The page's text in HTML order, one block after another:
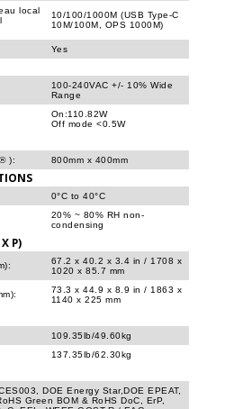
local
10/100/1000M (USB Type-C
10M/100M, OPS 1000M)
Yes
100-240VAC +/- 10% Wide
Range
On:110.82W
Off mode <0.5W
): 800mm x 400mm
0°C to 40°C
20% ~ 80% RH non-
condensing
P)
67.2 x 40.2 x 3.4 in / 1708 x
1020 x 85.7 mm
73.3 x 44.9 x 8.9 in / 1863 x
1140 x 225 mm
109.35lb/49.60kg
137.35lb/62.30kg
DOE Energy Star,DOE EPEAT,
Green BOM & RoHS DoC, ErP,